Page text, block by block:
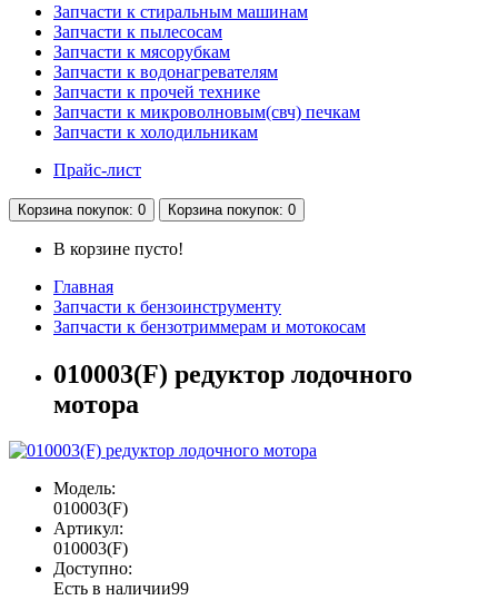
Запчасти к стиральным машинам
Запчасти к пылесосам
Запчасти к мясорубкам
Запчасти к водонагревателям
Запчасти к прочей технике
Запчасти к микроволновым(свч) печкам
Запчасти к холодильникам
Прайс-лист
Корзина покупок: 0 Корзина покупок: 0
В корзине пусто!
Главная
Запчасти к бензоинструменту
Запчасти к бензотриммерам и мотокосам
010003(F) редуктор лодочного
мотора
Модель:
010003(F)
Артикул:
010003(F)
Доступно:
Есть в наличии99